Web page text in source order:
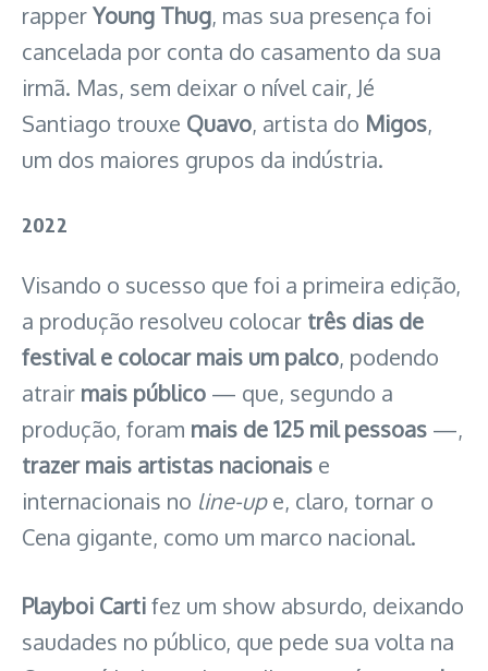
rapperYoung Thug, mas sua presença foi
cancelada por conta do casamento da sua
irmã. Mas, sem deixar o nível cair, Jé
Santiago trouxe Quavo, artista do Migos,
um dos maiores grupos da indústria.
2022
Visando o sucesso que foi a primeira edição,
a produção resolveu colocar três dias de
festival e colocar mais um palco, podendo
atrair mais público — que, segundo a
produção, foram mais de 125 mil pessoas —,
trazer mais artistas nacionais e
internacionais no line-upe, claro, tornar o
Cena gigante, como um marco nacional.
Playboi Cartifez um show absurdo, deixando
saudades no público, que pede sua volta na